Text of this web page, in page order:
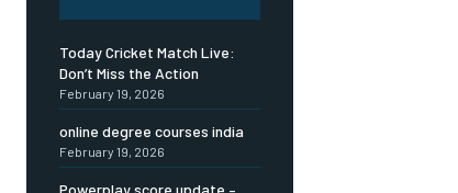
Today Cricket Match Live:
Don’t Miss the Action
February 19, 2026
online degree courses india
February 19, 2026